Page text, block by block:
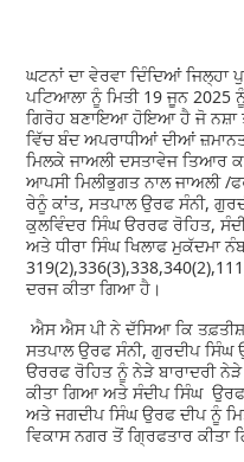
ਘਟਨਾਂ ਦਾ ਵੇਰਵਾ ਦਿੰਦਿਆਂ
ਪਟਿਆਲਾ ਨੂੰ ਮਿਤੀ 19 ਜੂਨ 2025
ਗਿਰੋਹ ਬਣਾਇਆ ਹੋਇਆ ਹੈ ਜੋ ਨਸ਼ਾ
ਵਿੱਚ ਬੰਦ ਅਪਰਾਧੀਆਂ ਦੀਆਂ
ਮਿਲਕੇ ਜਾਅਲੀ ਦਸਤਾਵੇਜ ਤਿਆਰ
ਆਪਸੀ ਮਿਲੀਭੁਗਤ ਨਾਲ ਜਾਅਲੀ /
ਰੇਨੂੰ ਕਾਂਤ, ਸਤਪਾਲ ਉਰਫ ਸੰਨੀ,
ਕੁਲਵਿੰਦਰ ਸਿੰਘ ੳਰਰਫ ਰੋਹਿਤ,
ਅਤੇ ਧੀਰਾ ਸਿੰਘ ਖਿਲਾਫ ਮੁਕੱਦਮਾ
ਦਰਜ ਕੀਤਾ ਗਿਆ ਹੈ।
ਐਸ ਐਸ ਪੀ ਨੇ ਦੱਸਿਆ ਕਿ ਤਫ਼ਤੀਸ਼
ਸਤਪਾਲ ਉਰਫ ਸੰਨੀ, ਗੁਰਦੀਪ ਸਿੰਘ
ੳਰਰਫ ਰੋਹਿਤ ਨੂੰ ਨੇੜੇ ਬਾਰਾਦਰੀ
ਕੀਤਾ ਗਿਆ ਅਤੇ ਸੰਦੀਪ ਸਿੰਘ ਉਰਫ
ਅਤੇ ਜਗਦੀਪ ਸਿੰਘ ਉਰਫ ਦੀਪ ਨੂੰ
ਵਿਕਾਸ ਨਗਰ ਤੋਂ ਗ੍ਰਿਫਤਾਰ ਕੀਤਾ